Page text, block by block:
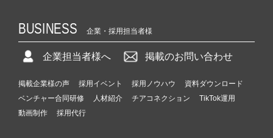
BUSINESS 企業・採用担当者様
企業担当者様へ 掲載のお問い合わせ
掲載企業様の声 採用イベント 採用ノウハウ
資料ダウンロード
ベンチャー合同研修
人材紹介 チアコネクション
TikTok運用
動画制作
採用代行